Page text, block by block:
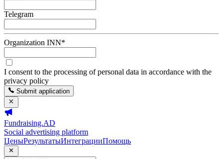
Telegram
Organization INN*
I consent to the processing of personal data in accordance with the
privacy policy
Submit application
Fundraising.AD
Social advertising platform
ЦеныРезультатыИнтеграцииПомощь